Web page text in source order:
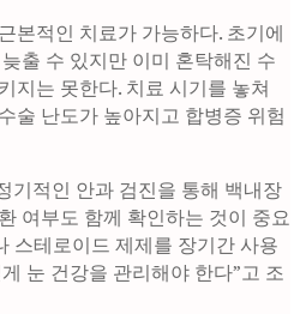
본적인 치료가 가능하다. 초기에
출 수 있지만 이미 혼탁해진 수
지는 못한다. 치료 시기를 놓쳐
술 난도가 높아지고 합병증 위험
기적인 안과 검진을 통해 백내장
여부도 함께 확인하는 것이 중요
스테로이드 제제를 장기간 사용
눈 건강을 관리해야 한다”고 조